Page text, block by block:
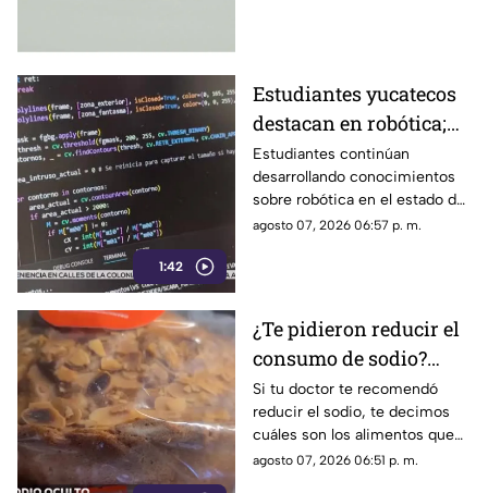
1:42
Estudiantes yucatecos
destacan en robótica;
así convierten los
desechos algo útil
(+Video)
Estudiantes continúan
desarrollando conocimientos
sobre robótica en el estado de
Yucatán. Conoce los detalles.
agosto 07, 2026 06:57 p. m.
¿Te pidieron reducir el
consumo de sodio?
Estos son los alimentos
que debes EVITAR
Si tu doctor te recomendó
reducir el sodio, te decimos
cuáles son los alimentos que
debes dejar de consumir de
agosto 07, 2026 06:51 p. m.